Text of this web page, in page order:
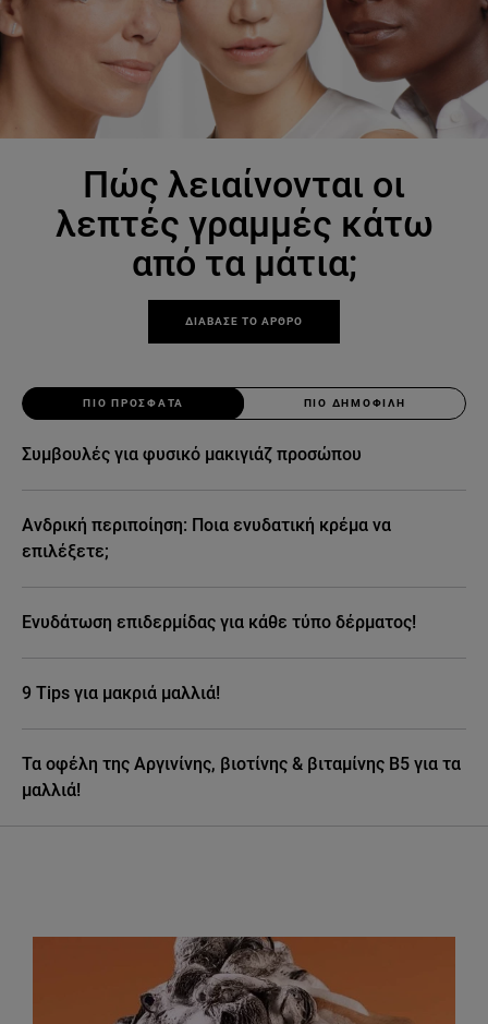
Πώς λειαίνονται οι
λεπτές γραμμές κάτω
από τα μάτια;
ΔΙΑΒΑΣΕ ΤΟ ΑΡΘΡΟ
ΠΙΟ ΠΡΟΣΦΑΤΑ ΠΙΟ ΔΗΜΟΦΙΛΗ
Συμβουλές για φυσικό μακιγιάζ προσώπου
Ανδρική περιποίηση: Ποια ενυδατική κρέμα να
επιλέξετε;
Ενυδάτωση επιδερμίδας για κάθε τύπο δέρματος!
9 Tips για μακριά μαλλιά!
Τα οφέλη της Αργινίνης, βιοτίνης & βιταμίνης Β5 για τα
μαλλιά!